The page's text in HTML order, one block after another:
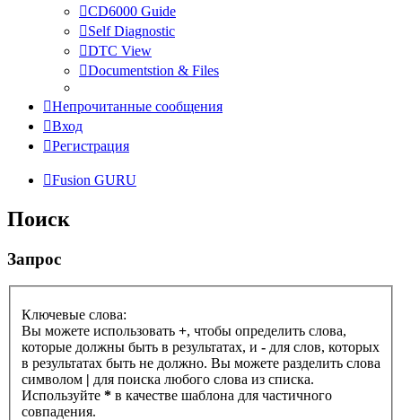
CD6000 Guide
Self Diagnostic
DTC View
Documentstion & Files
Непрочитанные сообщения
Вход
Регистрация
Fusion GURU
Поиск
Запрос
Ключевые слова:
Вы можете использовать +, чтобы определить слова,
которые должны быть в результатах, и - для слов, которых
в результатах быть не должно. Вы можете разделить слова
символом | для поиска любого слова из списка.
Используйте * в качестве шаблона для частичного
совпадения.